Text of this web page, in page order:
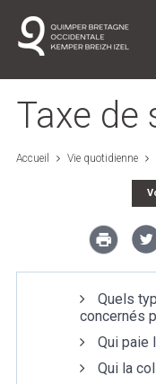
Vie
Entreprendre
L'agglo /
Projets
Taxe de
Accueil Vie quotidienne
Quels
concernés
Qui paie
Qui la